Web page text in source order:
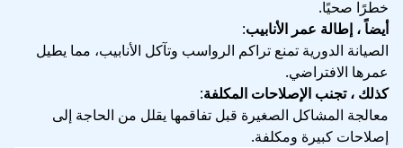
خطرًا صحيًا.
أيضاً ، إطالة عمر الأنابيب:
الصيانة الدورية تمنع تراكم الرواسب وتآكل الأنابيب، مما يطيل
عمرها الافتراضي.
كذلك ، تجنب الإصلاحات المكلفة:
معالجة المشاكل الصغيرة قبل تفاقمها يقلل من الحاجة إلى
إصلاحات كبيرة ومكلفة.